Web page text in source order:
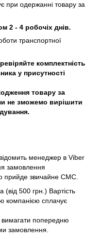
при одержанні товару за
2 - 4 робочіх днів.
транспортної
комплектність
у присутності
товару за
не зможемо вирішити
менеджер в Viber
замовлення
прийде звичайне СМС.
(від 500 грн.) Вартість
компанією сплачує
попередню
замовлення.